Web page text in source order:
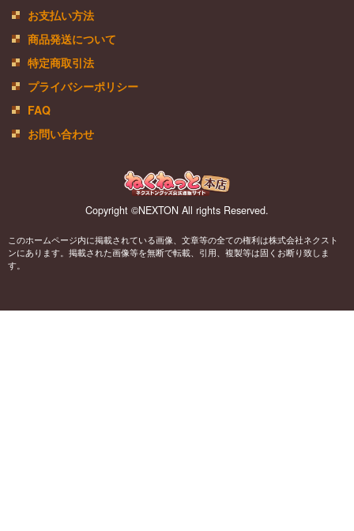
お支払い方法
商品発送について
特定商取引法
プライバシーポリシー
FAQ
お問い合わせ
Copyright ©NEXTON All rights Reserved.
このホームページ内に掲載されている画像、文章等の全ての権利は株式会社ネクスト
ンにあります。掲載された画像等を無断で転載、引用、複製等は固くお断り致しま
す。